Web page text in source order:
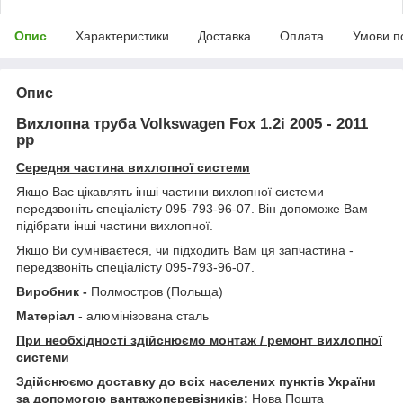
Опис Характеристики Доставка Оплата Умови
Опис
Вихлопна труба Volkswagen Fox 1.2i 2005 - 2011
рр
Середня частина вихлопної системи
Якщо Вас цікавлять інші частини вихлопної системи –
передзвоніть спеціалісту 095-793-96-07. Він допоможе Вам
підібрати інші частини вихлопної.
Якщо Ви сумніваєтеся, чи підходить Вам ця запчастина -
передзвоніть спеціалісту 095-793-96-07.
Виробник - Полмостров (Польща)
Матеріал - алюмінізована сталь
При необхідності здійснюємо монтаж / ремонт вихлопної
системи
Здійснюємо доставку до всіх населених пунктів України
за допомогою вантажоперевізників: Нова Пошта